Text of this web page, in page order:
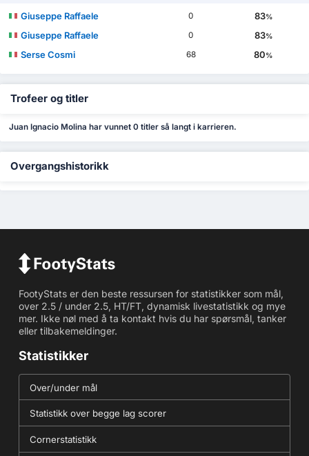
Giuseppe Raffaele 0 83%
Giuseppe Raffaele 0 83%
Serse Cosmi 68 80%
Trofeer og titler
Juan Ignacio Molina har vunnet 0 titler så langt i karrieren.
Overgangshistorikk
FootyStats er den beste ressursen for statistikker som mål,
over 2.5 / under 2.5, HT/FT, dynamisk livestatistikk og mye
mer. Ikke nøl med å ta kontakt hvis du har spørsmål, tanker
eller tilbakemeldinger.
Statistikker
Over/under mål
Statistikk over begge lag scorer
Cornerstatistikk